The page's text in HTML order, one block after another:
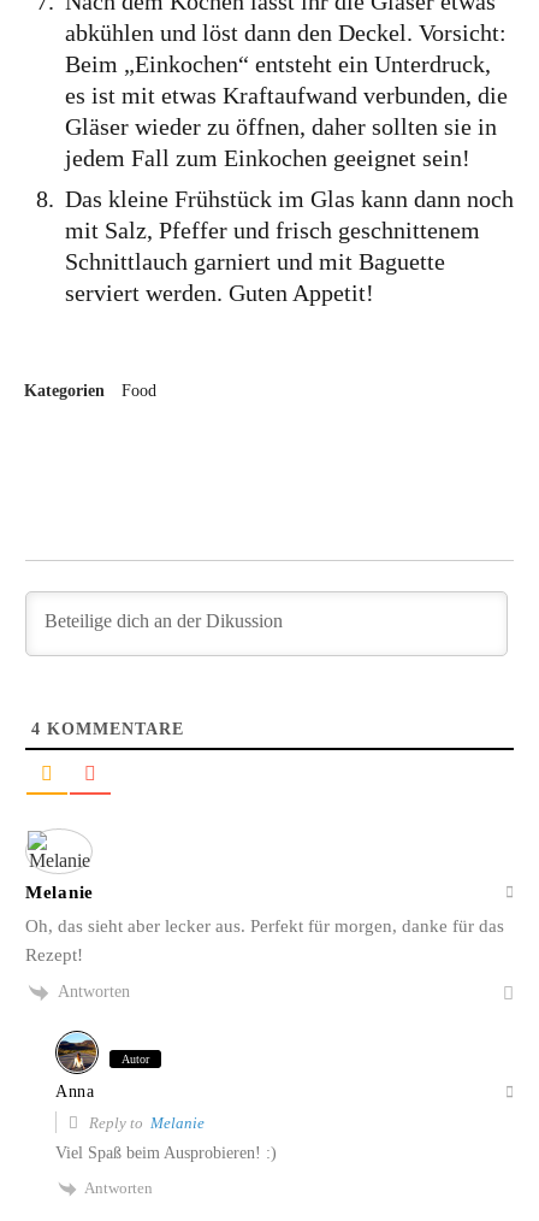
Food
Kolumne
FlipboardPinterest
und leidenschaftliche Bloggerin, und schreibe auf
diesem meinem Blog über das Wandern, das
Reisen und Food. Wenn du dich für diese Themen
interessierst, dann bist du hier genau richtig.
abkühlen und löst dann den Deckel. Vorsicht:
Beim „Einkochen“ entsteht ein Unterdruck,
es ist mit etwas Kraftaufwand verbunden, die
Gläser wieder zu öffnen, daher sollten sie in
jedem Fall zum Einkochen geeignet sein!
Das kleine Frühstück im Glas kann dann noch
mit Salz, Pfeffer und frisch geschnittenem
Schnittlauch garniert und mit Baguette
serviert werden. Guten Appetit!
Kategorien Food
4 KOMMENTARE
Melanie
Oh, das sieht aber lecker aus. Perfekt für morgen, danke für das
Rezept!
Antworten
Autor
Anna
Reply to Melanie
Viel Spaß beim Ausprobieren! :)
Antworten